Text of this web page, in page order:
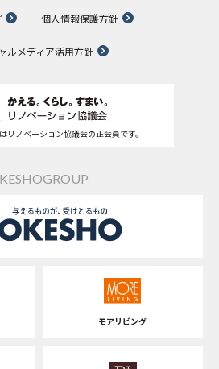
個人情報保護方針
ルメディア活用方針
リノベーション協議会の正会員です。
モアリビング